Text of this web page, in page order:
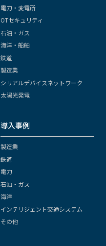
電力・変電所
OTセキュリティ
石油・ガス
海洋・船舶
鉄道
製造業
シリアルデバイスネットワーク
太陽光発電
導入事例
製造業
鉄道
電力
石油・ガス
海洋
インテリジェント交通システム
その他